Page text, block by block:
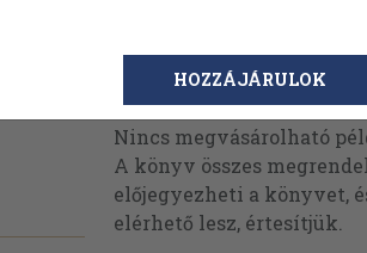
Megvásárolható
Nincs megvásárolható
A könyv összes
előjegyezheti a könyvet,
elérhető lesz, értesítjük.
HOZZÁJÁRULOK